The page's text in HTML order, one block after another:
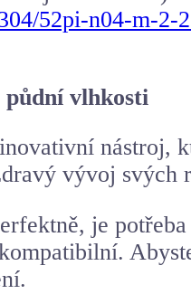
52pi-n04-m-
půdní vlhkosti
nástroj,
vývoj svých
je